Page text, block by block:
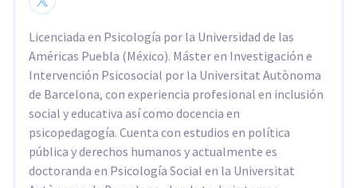
Licenciada en Psicología por la Universidad de las
Américas Puebla (México). Máster en Investigación e
Intervención Psicosocial por la Universitat Autònoma
de Barcelona, con experiencia profesional en inclusión
social y educativa así como docencia en
psicopedagogía. Cuenta con estudios en política
pública y derechos humanos y actualmente es
doctoranda en Psicología Social en la Universitat